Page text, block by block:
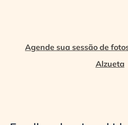
Agende sua sessão de
Alzueta